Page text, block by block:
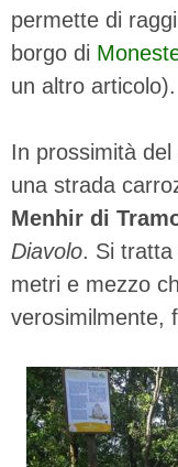
permette di
borgo di
un altro articolo).
In prossimità
una strada
Menhir di
Diavolo. Si tratta
metri e mezzo
verosimilmente,